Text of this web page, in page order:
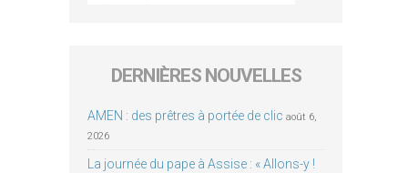
DERNIÈRES NOUVELLES
AMEN : des prêtres à portée de clic août 6,
2026
La journée du pape à Assise : « Allons-y !